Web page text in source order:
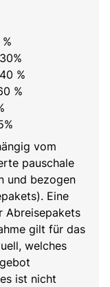
%
%
vom
pauschale
und bezogen
Eine
Abreisepakets
gilt für das
welches
ist nicht